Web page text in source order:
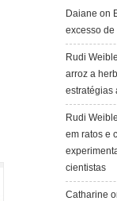
Daiane on
excesso
Rudi
arroz a
estratégias
Rudi
em ratos e
cientistas
Catharine